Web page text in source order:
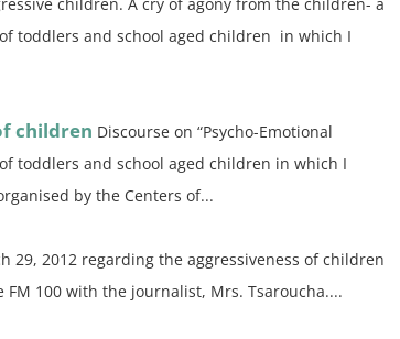
toddlers and school aged children in which I
children Discourse on “Psycho-Emotional
toddlers and school aged children in which I
by the Centers of...
29, 2012 regarding the aggressiveness of children
FM 100 with the journalist, Mrs. Tsaroucha....